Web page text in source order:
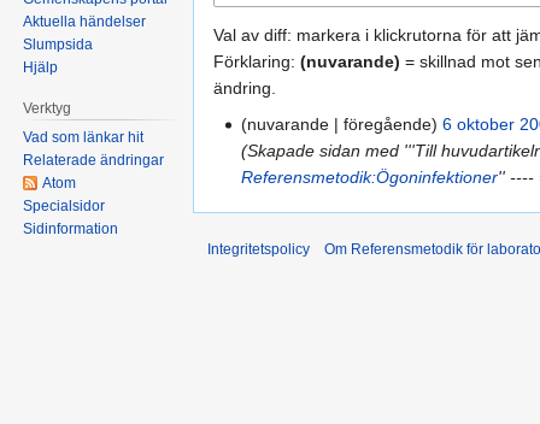
Val av diff: markera i klickrutorna för att
Förklaring: (nuvarande) = skillnad mot
ändring.
nuvarande
föregående 6 oktober
Skapade sidan med '''Till
Referensmetodik:Ögoninfektioner'' ----
Aktuella händelser
Slumpsida
Hjälp
Verktyg
Vad som länkar hit
Relaterade ändringar
Atom
Specialsidor
Sidinformation
Integritetspolicy
Om Referensmetodik för